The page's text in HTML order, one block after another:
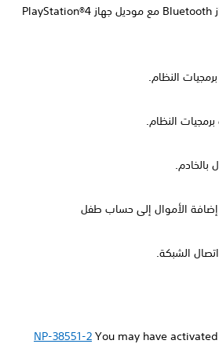
لا يتوافق جهاز Bluetooth مع موديل جهاز PlayStation®4
النظام.
النظام.
بالخادم.
الأموال إلى حساب طفل
الشبكة.
NP-38551-2 You may have